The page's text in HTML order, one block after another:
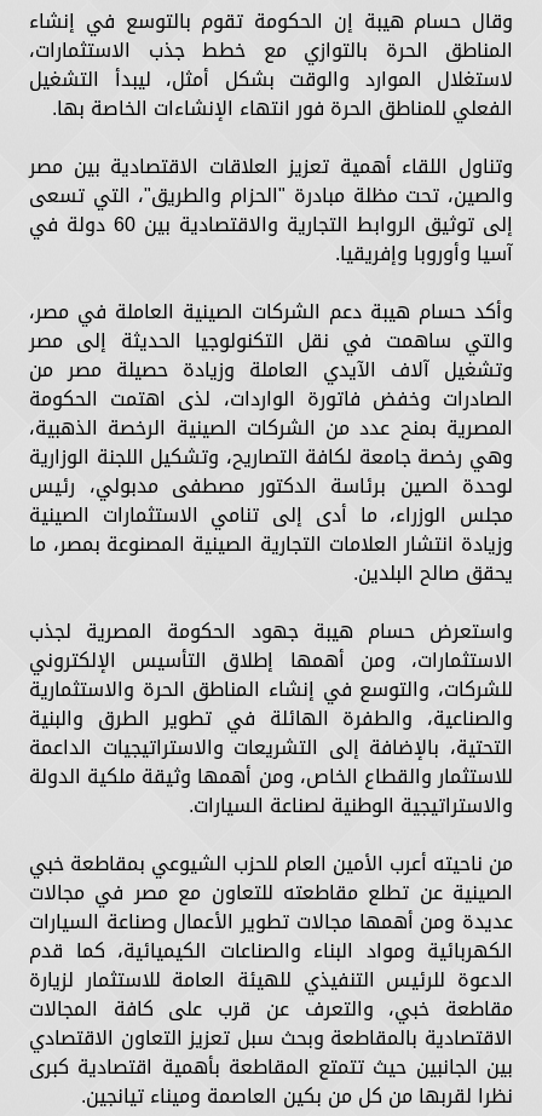
وقال حسام هيبة إن الحكومة تقوم بالتوسع في إنشاء
المناطق الحرة بالتوازي مع خطط جذب الاستثمارات،
لاستغلال الموارد والوقت بشكل أمثل، ليبدأ التشغيل
الفعلي للمناطق الحرة فور انتهاء الإنشاءات الخاصة بها.
وتناول اللقاء أهمية تعزيز العلاقات الاقتصادية بين مصر
والصين، تحت مظلة مبادرة "الحزام والطريق"، التي تسعى
إلى توثيق الروابط التجارية والاقتصادية بين 60 دولة في
آسيا وأوروبا وإفريقيا.
وأكد حسام هيبة دعم الشركات الصينية العاملة في مصر،
والتي ساهمت في نقل التكنولوجيا الحديثة إلى مصر
وتشغيل آلاف الآيدي العاملة وزيادة حصيلة مصر من
الصادرات وخفض فاتورة الواردات، لذى اهتمت الحكومة
المصرية بمنح عدد من الشركات الصينية الرخصة الذهبية،
وهي رخصة جامعة لكافة التصاريح، وتشكيل اللجنة الوزارية
لوحدة الصين برئاسة الدكتور مصطفى مدبولي، رئيس
مجلس الوزراء، ما أدى إلى تنامي الاستثمارات الصينية
وزيادة انتشار العلامات التجارية الصينية المصنوعة بمصر، ما
يحقق صالح البلدين.
واستعرض حسام هيبة جهود الحكومة المصرية لجذب
الاستثمارات، ومن أهمها إطلاق التأسيس الإلكتروني
للشركات، والتوسع في إنشاء المناطق الحرة والاستثمارية
والصناعية، والطفرة الهائلة في تطوير الطرق والبنية
التحتية، بالإضافة إلى التشريعات والاستراتيجيات الداعمة
للاستثمار والقطاع الخاص، ومن أهمها وثيقة ملكية الدولة
والاستراتيجية الوطنية لصناعة السيارات.
من ناحيته أعرب الأمين العام للحزب الشيوعي بمقاطعة خبي
الصينية عن تطلع مقاطعته للتعاون مع مصر في مجالات
عديدة ومن أهمها مجالات تطوير الأعمال وصناعة السيارات
الكهربائية ومواد البناء والصناعات الكيميائية، كما قدم
الدعوة للرئيس التنفيذي للهيئة العامة للاستثمار لزيارة
مقاطعة خبي، والتعرف عن قرب على كافة المجالات
الاقتصادية بالمقاطعة وبحث سبل تعزيز التعاون الاقتصادي
بين الجانبين حيث تتمتع المقاطعة بأهمية اقتصادية كبرى
نظرا لقربها من كل من بكين العاصمة وميناء تيانجين.